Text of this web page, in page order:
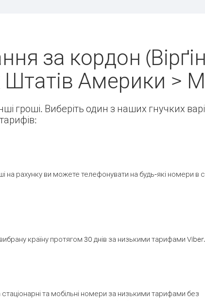
за кордон
Америки >
гроші. Виберіть один з наших гнучких
тарифів:
рахунку ви можете телефонувати на будь-які номери в
країну протягом 30 днів за низькими тарифами Viber.
та мобільні номери за низькими тарифами без